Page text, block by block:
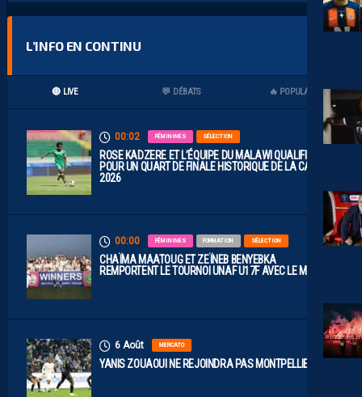
L’INFO EN CONTINU
🔴 LIVE 💬 DÉBATS 🔥 POPULAIRES
00:02 FÉMININES SÉLECTION
ROSE KADZERE ET L’ÉQUIPE DU MALAWI QUALIFIÉES
POUR UN QUART DE FINALE HISTORIQUE DE LA CAN
2026
00:00 FÉMININES FORMATION SÉLECTION
CHAÏMA MAATOUG ET ZEÏNEB BENYEBKA
REMPORTENT LE TOURNOI UNAF U17F AVEC LE MAROC
6 Août MERCATO
YANIS ZOUAOUI NE REJOINDRA PAS MONTPELLIER…